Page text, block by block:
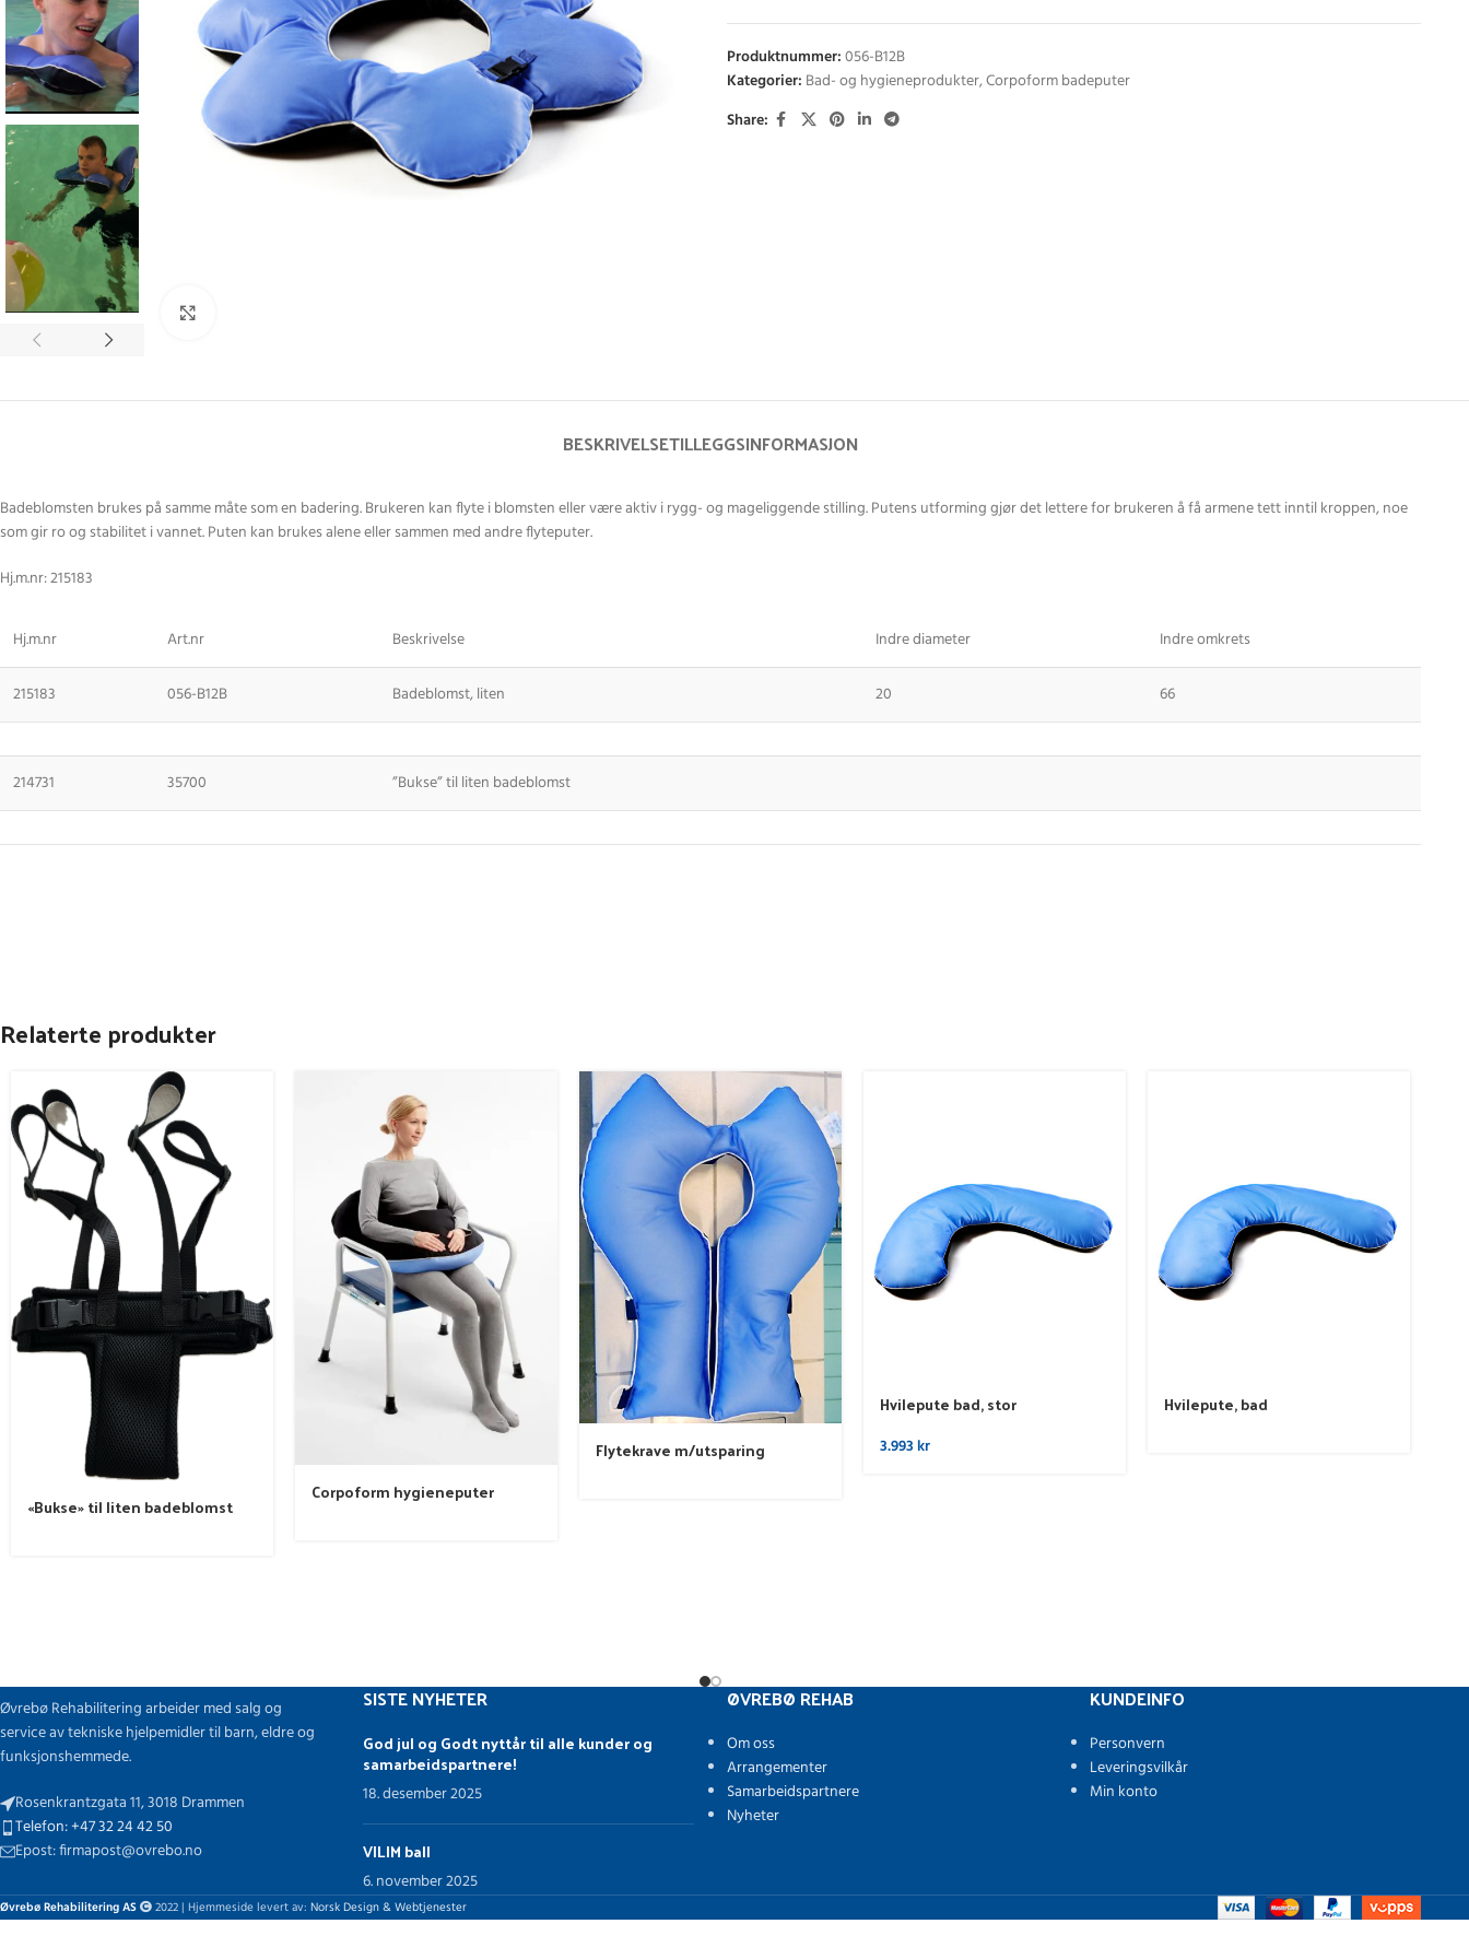
Produktnummer:056-B12B
Kategorier: Bad- og hygieneprodukter,Corpoform badeputer
Share:
BESKRIVELSETILLEGGSINFORMASJON
Badeblomsten brukes på samme måte som en badering. Brukeren kan flyte i blomsten eller være aktiv i rygg- og mageliggende stilling. Putens utforming gjør det lettere for brukeren å få armene tett inntil kroppen, noe
som gir ro og stabilitet i vannet. Puten kan brukes alene eller sammen med andre flyteputer.
Hj.m.nr: 215183
Hj.m.nr Art.nr Beskrivelse Indre diameter Indre omkrets
215183 056-B12B Badeblomst, liten 20 66
214731 35700 ”Bukse” til liten badeblomst
Relaterte produkter
«Bukse» til liten badeblomst
Corpoform hygieneputer
Flytekrave m/utsparing
Hvilepute bad, stor
3.993kr
Hvilepute, bad
Øvrebø Rehabilitering arbeider med salg og
service av tekniske hjelpemidler til barn, eldre og
funksjonshemmede.
Rosenkrantzgata 11, 3018 Drammen
Telefon: +47 32 24 42 50
Epost: firmapost@ovrebo.no
SISTE NYHETER
God jul og Godt nyttår til alle kunder og
samarbeidspartnere!
18. desember 2025
VILIM ball
6. november 2025
ØVREBØ REHAB
Om oss
Arrangementer
Samarbeidspartnere
Nyheter
KUNDEINFO
Personvern
Leveringsvilkår
Min konto
Øvrebø Rehabilitering AS 2022 | Hjemmeside levert av: Norsk Design & Webtjenester